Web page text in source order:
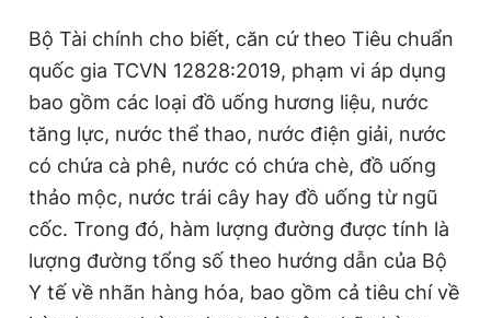
© 2003-2026 Bản quyền thuộc về Báo Thanh Niên. Cấm sao
chép dưới mọi hình thức nếu không có sự chấp thuận bằng văn
bản. Phát triển bởi ePi Technologies, JSC.
Bộ Tài chính cho biết, căn cứ theo Tiêu chuẩn
quốc gia TCVN 12828:2019, phạm vi áp dụng
bao gồm các loại đồ uống hương liệu, nước
tăng lực, nước thể thao, nước điện giải, nước
có chứa cà phê, nước có chứa chè, đồ uống
thảo mộc, nước trái cây hay đồ uống từ ngũ
cốc. Trong đó, hàm lượng đường được tính là
lượng đường tổng số theo hướng dẫn của Bộ
Y tế về nhãn hàng hóa, bao gồm cả tiêu chí về